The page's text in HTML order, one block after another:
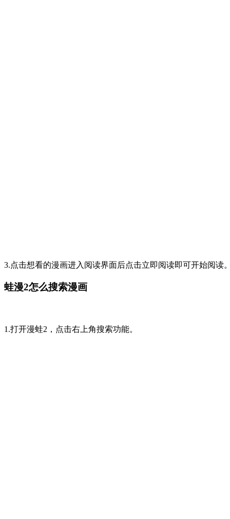
3.点击想看的漫画进入阅读界面后点击立即阅读即可开始阅读
蛙漫2怎么搜索漫画
1.打开漫蛙2，点击右上角搜索功能。